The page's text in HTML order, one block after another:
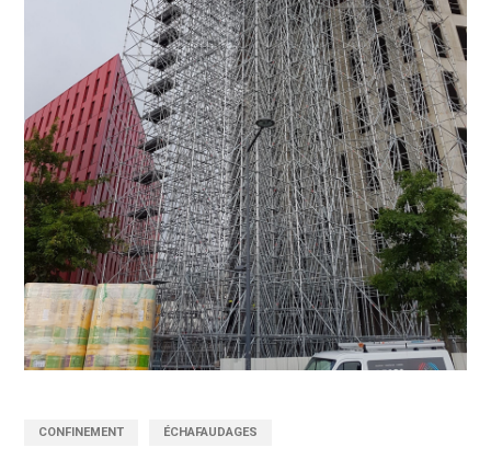
CONFINEMENT ÉCHAFAUDAGES